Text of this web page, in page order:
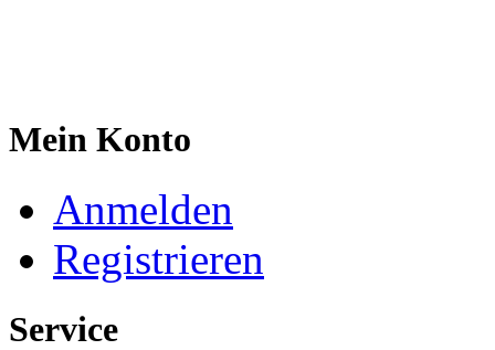
Mein Konto
Anmelden
Registrieren
Service